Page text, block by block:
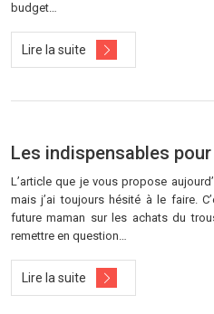
budget…
Lire la suite
Les indispensables pour
L’article que je vous propose
mais j’ai toujours hésité à le faire.
future maman sur les achats du
remettre en question…
Lire la suite